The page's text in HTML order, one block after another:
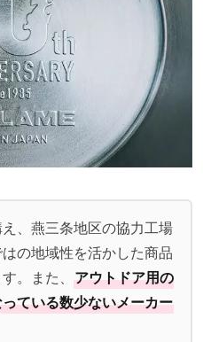
、燕三条地区の協力工場
の地域性を活かした商品
。また、 アウトドア用の
ている数少ないメーカー